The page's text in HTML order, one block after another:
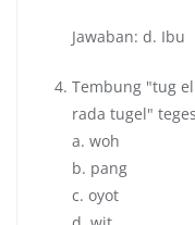
Jawaban: d. Ibu
Tembung "tug
rada tugel"
a. woh
b. pang
c. oyot